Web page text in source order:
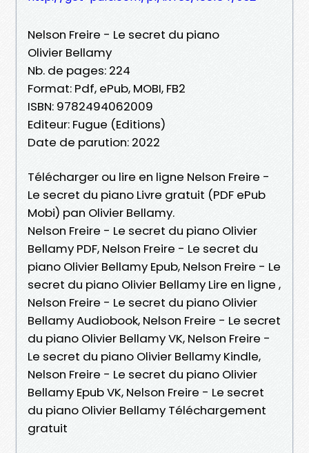
Nelson Freire - Le secret du piano
Olivier Bellamy
Nb. de pages: 224
Format: Pdf, ePub, MOBI, FB2
ISBN: 9782494062009
Editeur: Fugue (Editions)
Date de parution: 2022
Télécharger ou lire en ligne Nelson Freire -
Le secret du piano Livre gratuit (PDF ePub
Mobi) pan Olivier Bellamy.
Nelson Freire - Le secret du piano Olivier
Bellamy PDF, Nelson Freire - Le secret du
piano Olivier Bellamy Epub, Nelson Freire - Le
secret du piano Olivier Bellamy Lire en ligne ,
Nelson Freire - Le secret du piano Olivier
Bellamy Audiobook, Nelson Freire - Le secret
du piano Olivier Bellamy VK, Nelson Freire -
Le secret du piano Olivier Bellamy Kindle,
Nelson Freire - Le secret du piano Olivier
Bellamy Epub VK, Nelson Freire - Le secret
du piano Olivier Bellamy Téléchargement
gratuit